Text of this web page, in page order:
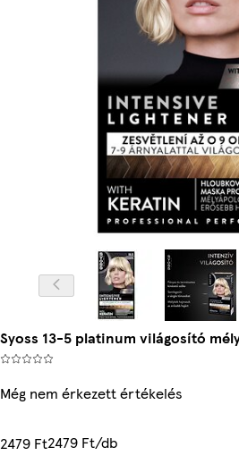
Syoss 13-5 platinum világosító
Még nem érkezett értékelés
2479 Ft2479 Ft/db